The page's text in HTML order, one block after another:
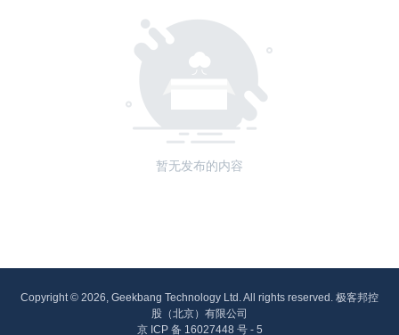
暂无发布的内容
Copyright © 2026, Geekbang Technology Ltd. All rights reserved. 极客邦控
股（北京）有限公司
京 ICP 备 16027448 号 - 5